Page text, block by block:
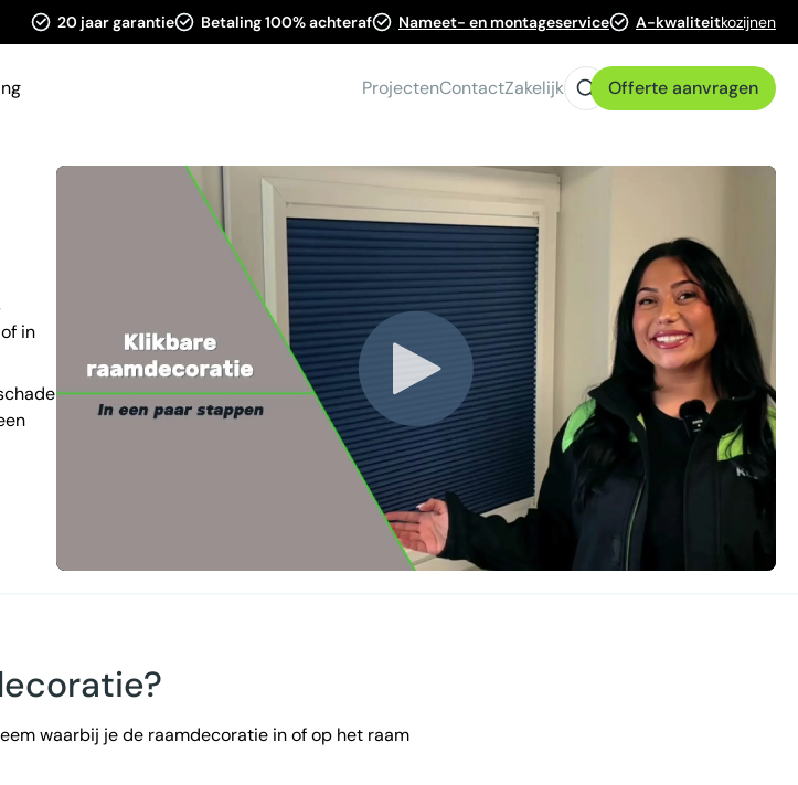
20 jaar garantie Betaling 100% achteraf Nameet- en montageservice A-kwaliteitkozijnen
ProjectenContactZakelijk Offerte aanvragen
in
waarbij je de raamdecoratie in of op het raam